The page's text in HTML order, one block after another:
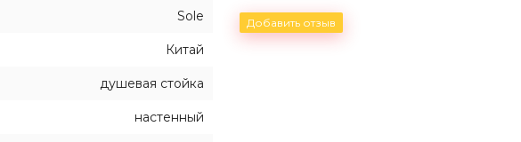
Sole
Китай
душевая стойка
настенный
Добавить отзыв